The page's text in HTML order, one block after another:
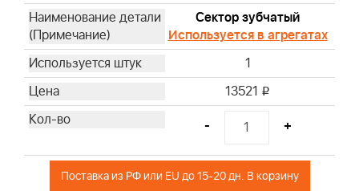
Сектор зубчатый
Используется в агрегатах
1
13521 i
- +
Поставка из РФ или EU до 15-20 дн. В корзину